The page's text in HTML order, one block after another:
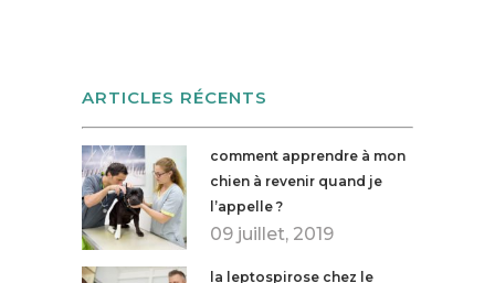
ARTICLES RÉCENTS
comment apprendre à mon
chien à revenir quand je
l’appelle ?
09 juillet, 2019
la leptospirose chez le